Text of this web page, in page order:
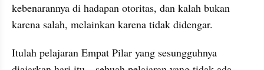
kebenarannya di hadapan otoritas, dan kalah bukan
karena salah, melainkan karena tidak didengar.
Itulah pelajaran Empat Pilar yang sesungguhnya